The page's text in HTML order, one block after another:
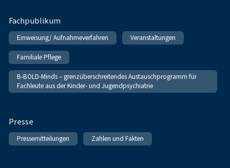
Fachpublikum
Einweisung/ Aufnahmeverfahren Veranstaltungen
Familiale Pflege
B-BOLD-Minds – grenzüberschreitendes Austauschprogramm für
Fachleute aus der Kinder- und Jugendpsychiatrie
Presse
Pressemitteilungen Zahlen und Fakten